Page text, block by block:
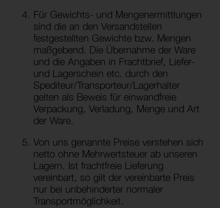
Für Gewichts- und Mengenermittlungen
sind die an den Versandstellen
festgestellten Gewichte bzw. Mengen
maßgebend. Die Übernahme der Ware
und die Angaben in Frachtbrief, Liefer-
und Lagerschein etc. durch den
Spediteur/Transporteur/Lagerhalter
gelten als Beweis für einwandfreie
Verpackung, Verladung, Menge und Art
der Ware.
Von uns genannte Preise verstehen sich
netto ohne Mehrwertsteuer ab unseren
Lagern. Ist frachtfreie Lieferung
vereinbart, so gilt der vereinbarte Preis
nur bei unbehinderter normaler
Transportmöglichkeit.